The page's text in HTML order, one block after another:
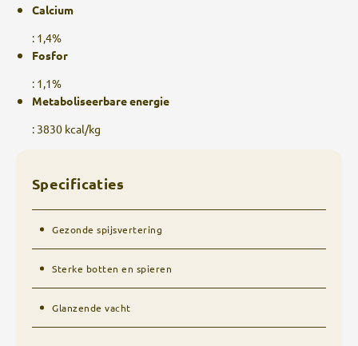
Calcium
: 1,4%
Fosfor
: 1,1%
Metaboliseerbare energie
: 3830 kcal/kg
Specificaties
Gezonde spijsvertering
Sterke botten en spieren
Glanzende vacht